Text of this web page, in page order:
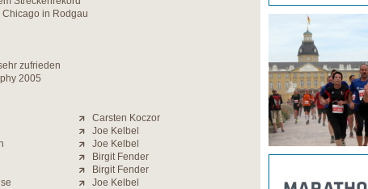
Chicago in Rodgau
zufrieden
2005
Carsten Koczor
Joe Kelbel
Joe Kelbel
Birgit Fender
Birgit Fender
Joe Kelbel